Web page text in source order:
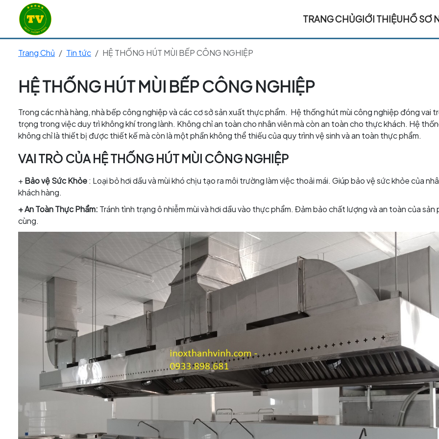
TRANG CHỦGIỚI THIỆUHỒ SƠ
Trang Chủ Tin tức HỆ THỐNG HÚT MÙI BẾP CÔNG NGHIỆP
HỆ THỐNG HÚT MÙI BẾP CÔNG NGHIỆP
Trong các nhà hàng, nhà bếp công nghiệp và các cơ sở sản xuất thực phẩm. Hệ thống hút mùi công nghiệp đóng vai
trọng trong việc duy trì không khí trong lành. Không chỉ an toàn cho nhân viên mà còn an toàn cho thực khách. Hệ
không chỉ là thiết bị được thiết kế mà còn là một phần không thể thiếu của quy trình vệ sinh và an toàn thực phẩm.
VAI TRÒ CỦA HỆ THỐNG HÚT MÙI CÔNG NGHIỆP
+ Bảo vệ Sức Khỏe: Loại bỏ hơi dầu và mùi khó chịu tạo ra môi trường làm việc thoải mái. Giúp bảo vệ sức khỏe của
khách hàng.
+ An Toàn Thực Phẩm: Tránh tình trạng ô nhiễm mùi và hơi dầu vào thực phẩm. Đảm bảo chất lượng và an toàn của sản
cùng.